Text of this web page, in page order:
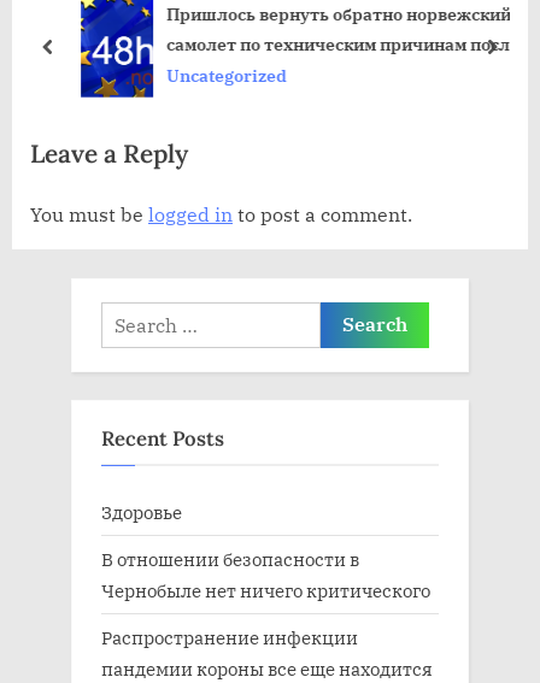
я
п
с
щ
а
я
а
и
Пришлось вернуть обратно норвежский
самолет по техническим причинам после
взлета
Uncategorized
пред
Leave a Reply
You must be logged in to post a comment.
Search
for:
Recent Posts
Здоровье
В отношении безопасности в
Чернобыле нет ничего критического
Распространение инфекции
пандемии короны все еще находится